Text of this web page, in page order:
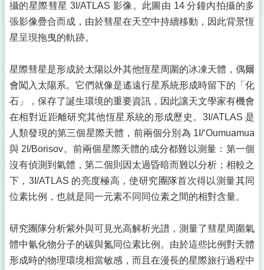
攝的星際彗星 3I/ATLAS 影像。此圖由 14 分鐘內拍攝的多
張影像疊合而成，由於彗星在天空中持續移動，因此背景恆
星呈現拖曳的軌跡。
星際彗星是形成於太陽以外其他恆星周圍的冰凍天體，偶爾
會闖入太陽系。它們就像是遙遠行星系統形成時留下的「化
石」，保存了誕生環境的重要資訊，因此讓天文學家有機會
在相對近距離研究其他恆星系統的形成歷史。3I/ATLAS 是
人類發現的第三個星際天體，前兩個分別為 1I/ʻOumuamua
與 2I/Borisov。前兩個星際天體的成分都難以測量：第一個
沒有偵測到氣體，第二個則因太過昏暗而難以分析；相較之
下，3I/ATLAS 的亮度極高，使研究團隊首次得以測量其同
位素比例，也就是同一元素不同同位素之間的相對含量。
研究團隊分析紫外與可見光高解析光譜，測量了彗星周圍氣
體中氰化物分子的碳與氮同位素比例。由於這些比例對天體
形成時的物理環境相當敏感，而且在漫長的星際旅行過程中